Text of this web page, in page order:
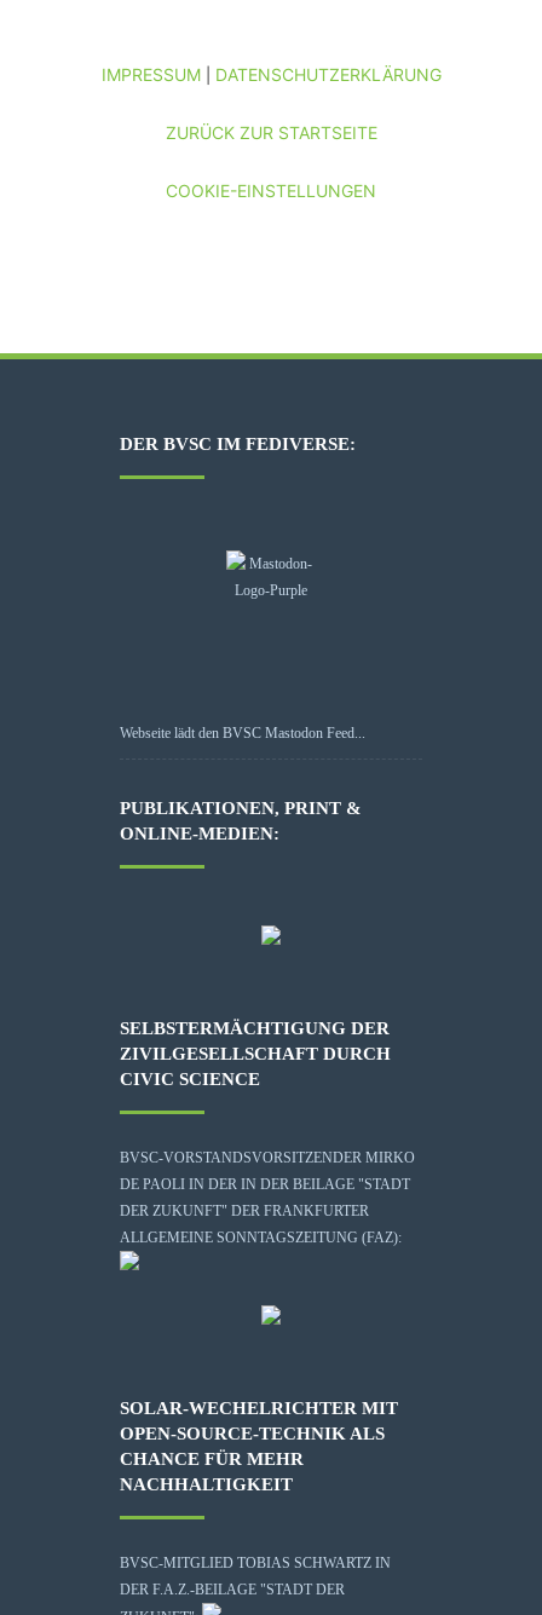
IMPRESSUM| DATENSCHUTZERKLÄRUNG
ZURÜCK ZUR STARTSEITE
COOKIE-EINSTELLUNGEN
DER BVSC IM FEDIVERSE:
Webseite lädt den BVSC Mastodon Feed...
PUBLIKATIONEN, PRINT &
ONLINE-MEDIEN:
SELBSTERMÄCHTIGUNG DER
ZIVILGESELLSCHAFT DURCH
CIVIC SCIENCE
BVSC-VORSTANDSVORSITZENDER MIRKO
DE PAOLI IN DER IN DER BEILAGE "STADT
DER ZUKUNFT" DER FRANKFURTER
ALLGEMEINE SONNTAGSZEITUNG (FAZ):
SOLAR-WECHELRICHTER MIT
OPEN-SOURCE-TECHNIK ALS
CHANCE FÜR MEHR
NACHHALTIGKEIT
BVSC-MITGLIED TOBIAS SCHWARTZ IN
DER F.A.Z.-BEILAGE "STADT DER